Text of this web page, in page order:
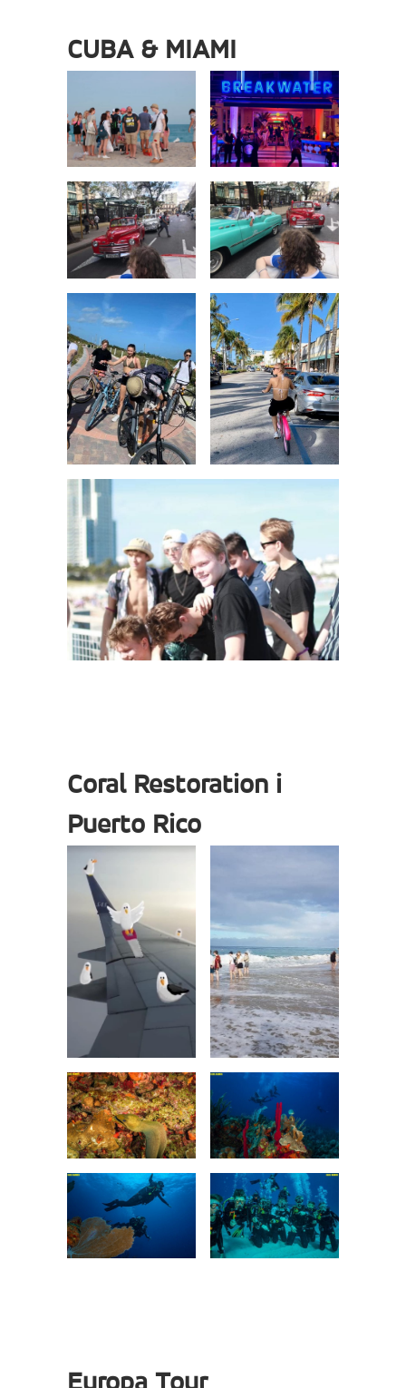
CUBA & MIAMI
Coral Restoration i
Puerto Rico